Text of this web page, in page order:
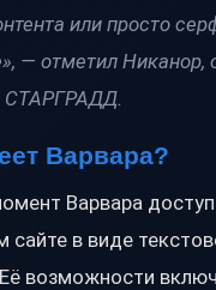
или просто
— отметил Никанор,
СТАРГРАДД.
Варвара?
Варвара
сайте в виде
Её возможности